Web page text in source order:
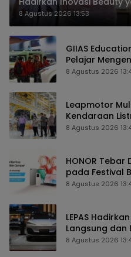
Masyarakat Indonesia
8 Agustus 2026 13:53
GIIAS
Pelajar
Karier Industri
8 Agustus 2026
Leapmotor
Kendaraan
Jadi Model
8 Agustus 2026
HONOR Tebar
pada Festival
TikTok Shop
8 Agustus 2026
LEPAS
Langsung dan
GIIAS 2026
8 Agustus 2026